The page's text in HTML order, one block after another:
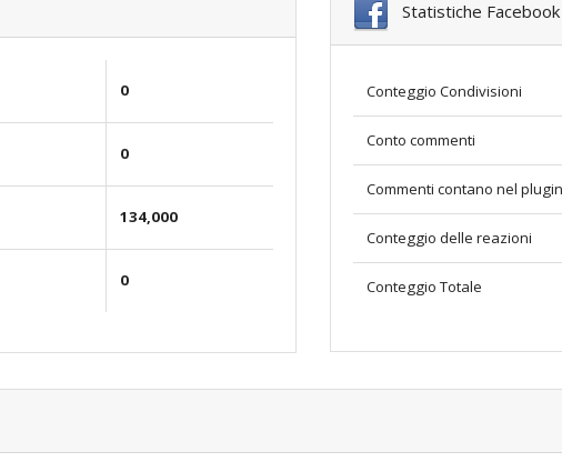
0
0
134,000
0
Statistiche Facebook
Conteggio Condivisioni
Conto commenti
Commenti contano nel plugin
Conteggio delle reazioni
Conteggio Totale